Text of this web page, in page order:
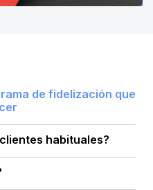
de fidelización que
habituales?